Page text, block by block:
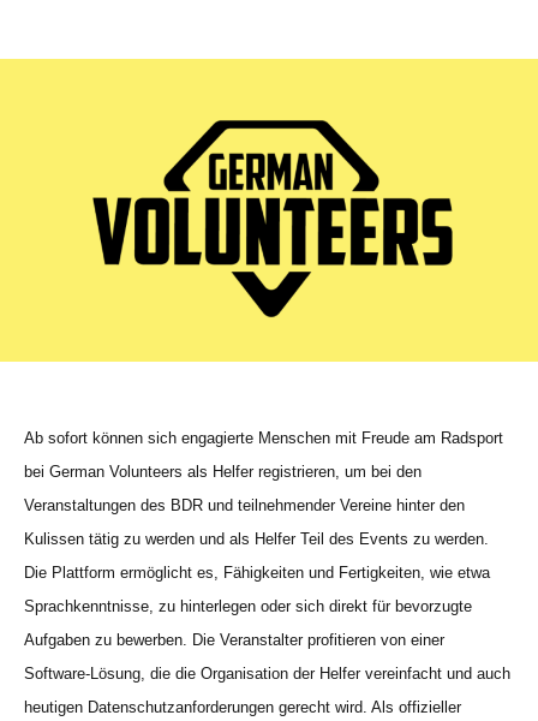
Ab sofort können sich engagierte Menschen mit Freude am Radsport
bei German Volunteers als Helfer registrieren, um bei den
Veranstaltungen des BDR und teilnehmender Vereine hinter den
Kulissen tätig zu werden und als Helfer Teil des Events zu werden.
Die Plattform ermöglicht es, Fähigkeiten und Fertigkeiten, wie etwa
Sprachkenntnisse, zu hinterlegen oder sich direkt für bevorzugte
Aufgaben zu bewerben. Die Veranstalter profitieren von einer
Software-Lösung, die die Organisation der Helfer vereinfacht und auch
heutigen Datenschutzanforderungen gerecht wird. Als offizieller